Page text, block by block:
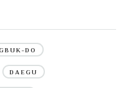
DO
DAEGU